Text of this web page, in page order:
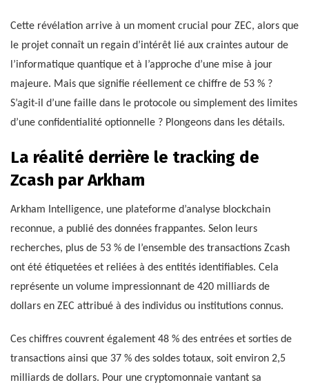
Cette révélation arrive à un moment crucial pour ZEC, alors que
le projet connaît un regain d’intérêt lié aux craintes autour de
l’informatique quantique et à l’approche d’une mise à jour
majeure. Mais que signifie réellement ce chiffre de 53 % ?
S’agit-il d’une faille dans le protocole ou simplement des limites
d’une confidentialité optionnelle ? Plongeons dans les détails.
La réalité derrière le tracking de
Zcash par Arkham
Arkham Intelligence, une plateforme d’analyse blockchain
reconnue, a publié des données frappantes. Selon leurs
recherches, plus de 53 % de l’ensemble des transactions Zcash
ont été étiquetées et reliées à des entités identifiables. Cela
représente un volume impressionnant de 420 milliards de
dollars en ZEC attribué à des individus ou institutions connus.
Ces chiffres couvrent également 48 % des entrées et sorties de
transactions ainsi que 37 % des soldes totaux, soit environ 2,5
milliards de dollars. Pour une cryptomonnaie vantant sa